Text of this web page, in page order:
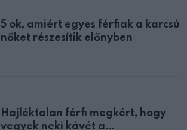
5 ok, amiért egyes férfiak a karcsú
nőket részesítik előnyben
Hajléktalan férfi megkért, hogy
vegyek neki kávét a